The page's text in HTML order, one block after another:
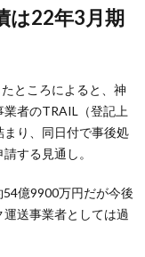
ところによると、神
者のTRAIL（登記上
り、同日付で事後処
する見通し。
億9900万円だが今後
送事業者としては過